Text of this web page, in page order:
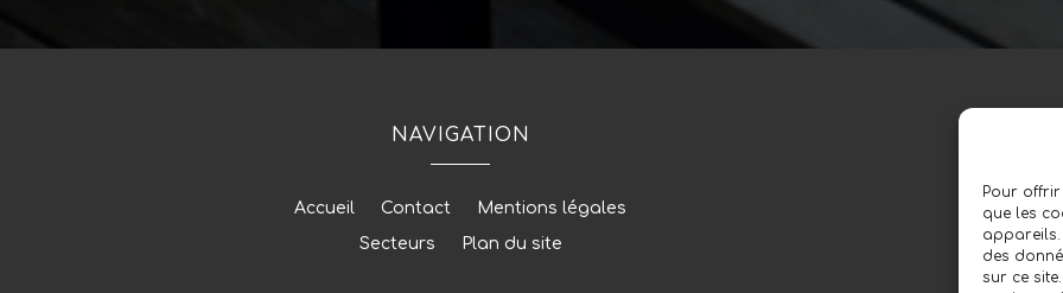
Pour offrir
que les
appareils.
des
sur ce
NAVIGATION
Accueil Contact
Mentions légales
Secteurs
Plan du site